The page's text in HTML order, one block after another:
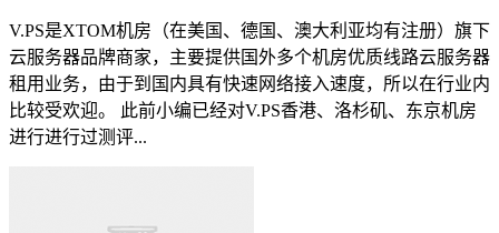
V.PS是XTOM机房（在美国、德国、澳大利亚均有注册）旗下
云服务器品牌商家，主要提供国外多个机房优质线路云服务器
租用业务，由于到国内具有快速网络接入速度，所以在行业内
比较受欢迎。 此前小编已经对V.PS香港、洛杉矶、东京机房
进行进行过测评...